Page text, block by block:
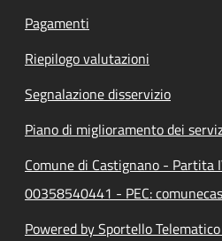
Pagamenti
Riepilogo valutazioni
Segnalazione disservizio
Piano di miglioramento dei
Comune di Castignano - Partita
00358540441 - PEC:
Powered by Sportello